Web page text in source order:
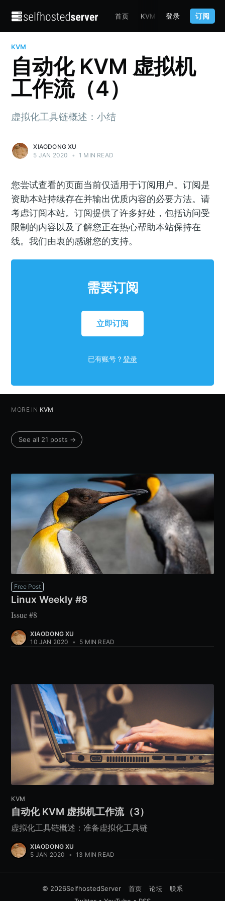
首页 KVM TERRAFORM
登录 订阅
KVM
自动化 KVM 虚拟机
工作流（4）
虚拟化工具链概述：小结
XIAODONG XU
5 JAN 2020
• 1 MIN READ
您尝试查看的页面当前仅适用于订阅用户。订阅是
资助本站持续存在并输出优质内容的必要方法。请
考虑订阅本站。订阅提供了许多好处，包括访问受
限制的内容以及了解您正在热心帮助本站保持在
线。我们由衷的感谢您的支持。
需要订阅
立即订阅
已有账号？登录
MORE IN KVM
See all 21 posts →
Free Post
Linux Weekly #8
Issue #8
XIAODONG XU
10 JAN 2020
• 5 MIN READ
KVM
自动化 KVM 虚拟机工作流（3）
虚拟化工具链概述：准备虚拟化工具链
XIAODONG XU
5 JAN 2020
• 13 MIN READ
© 2026SelfhostedServer 首页 论坛
联系